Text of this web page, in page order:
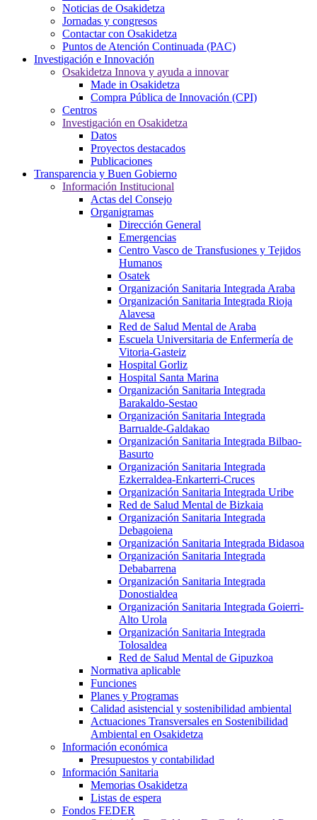
Noticias de Osakidetza
Jornadas y congresos
Contactar con Osakidetza
Puntos de Atención Continuada (PAC)
Investigación e Innovación
Osakidetza Innova y ayuda a innovar
Made in Osakidetza
Compra Pública de Innovación (CPI)
Centros
Investigación en Osakidetza
Datos
Proyectos destacados
Publicaciones
Transparencia y Buen Gobierno
Información Institucional
Actas del Consejo
Organigramas
Dirección General
Emergencias
Centro Vasco de Transfusiones y Tejidos
Humanos
Osatek
Organización Sanitaria Integrada Araba
Organización Sanitaria Integrada Rioja
Alavesa
Red de Salud Mental de Araba
Escuela Universitaria de Enfermería de
Vitoria-Gasteiz
Hospital Gorliz
Hospital Santa Marina
Organización Sanitaria Integrada
Barakaldo-Sestao
Organización Sanitaria Integrada
Barrualde-Galdakao
Organización Sanitaria Integrada Bilbao-
Basurto
Organización Sanitaria Integrada
Ezkerraldea-Enkarterri-Cruces
Organización Sanitaria Integrada Uribe
Red de Salud Mental de Bizkaia
Organización Sanitaria Integrada
Debagoiena
Organización Sanitaria Integrada Bidasoa
Organización Sanitaria Integrada
Debabarrena
Organización Sanitaria Integrada
Donostialdea
Organización Sanitaria Integrada Goierri-
Alto Urola
Organización Sanitaria Integrada
Tolosaldea
Red de Salud Mental de Gipuzkoa
Normativa aplicable
Funciones
Planes y Programas
Calidad asistencial y sostenibilidad ambiental
Actuaciones Transversales en Sostenibilidad
Ambiental en Osakidetza
Información económica
Presupuestos y contabilidad
Información Sanitaria
Memorias Osakidetza
Listas de espera
Fondos FEDER